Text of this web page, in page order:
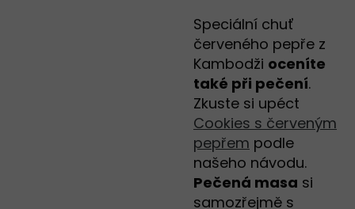
Speciální chuť
červeného pepře z
Kambodži oceníte
také při pečení.
Zkuste si upéct
Cookies s červeným
pepřem podle
našeho návodu.
Pečená masa si
samozřejmě s